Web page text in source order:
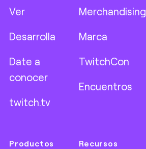
Ver
Desarrolla
Date a
conocer
twitch.tv
Merchandising
Marca
TwitchCon
Encuentros
Productos Recursos